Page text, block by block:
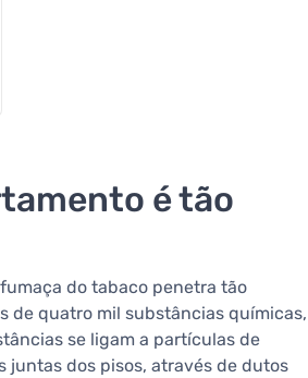
é tão
do tabaco penetra tão
de quatro mil substâncias químicas,
se ligam a partículas de
juntas dos pisos, através de dutos